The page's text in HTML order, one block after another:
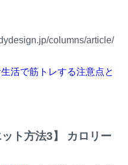
columns/article/
活で筋トレする注意点と
ト方法3】 カロリー